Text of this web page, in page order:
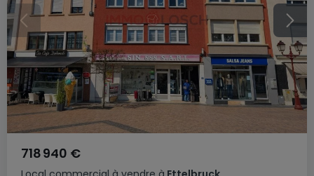
718 940 €